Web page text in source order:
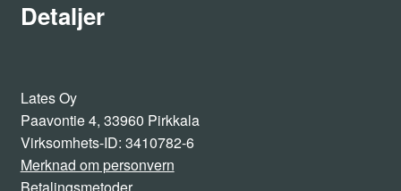
Detaljer
Lates Oy
Paavontie 4, 33960 Pirkkala
Virksomhets-ID: 3410782-6
Merknad om personvern